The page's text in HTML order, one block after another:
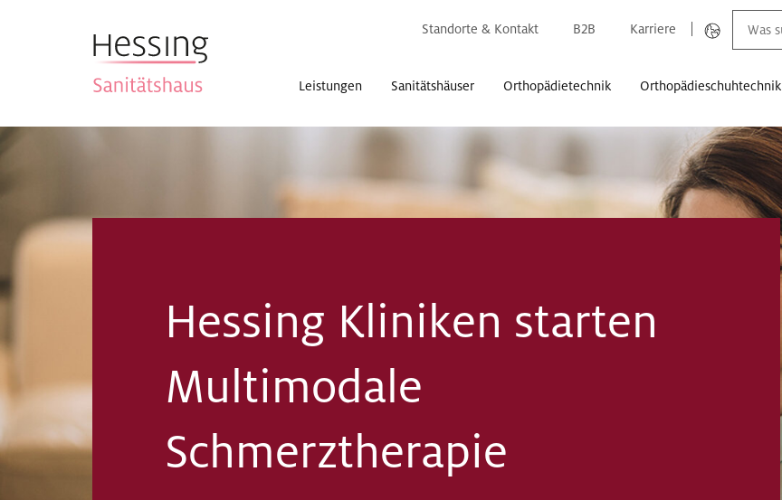
Standorte & Kontakt B2B Karriere
Leistungen Sanitätshäuser Orthopädietechnik Orthopädieschuhtechnik
Hessing Kliniken starten
Multimodale
Schmerztherapie